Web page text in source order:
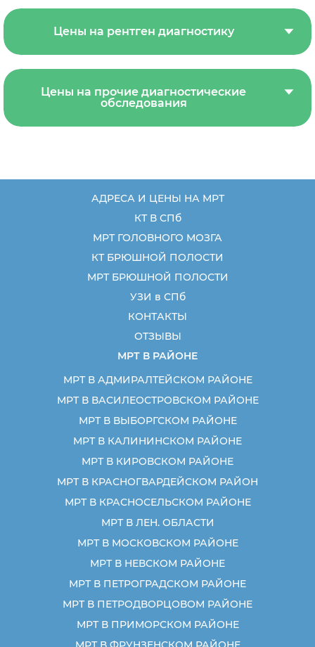
Цены на рентген диагностику
Цены на прочие диагностические
обследования
АДРЕСА И ЦЕНЫ НА МРТ
КТ В СПб
МРТ ГОЛОВНОГО МОЗГА
КТ БРЮШНОЙ ПОЛОСТИ
МРТ БРЮШНОЙ ПОЛОСТИ
УЗИ в СПб
КОНТАКТЫ
ОТЗЫВЫ
МРТ В РАЙОНЕ
МРТ В АДМИРАЛТЕЙСКОМ РАЙОНЕ
МРТ В ВАСИЛЕОСТРОВСКОМ РАЙОНЕ
МРТ В ВЫБОРГСКОМ РАЙОНЕ
МРТ В КАЛИНИНСКОМ РАЙОНЕ
МРТ В КИРОВСКОМ РАЙОНЕ
МРТ В КРАСНОГВАРДЕЙСКОМ РАЙОН
МРТ В КРАСНОСЕЛЬСКОМ РАЙОНЕ
МРТ В ЛЕН. ОБЛАСТИ
МРТ В МОСКОВСКОМ РАЙОНЕ
МРТ В НЕВСКОМ РАЙОНЕ
МРТ В ПЕТРОГРАДСКОМ РАЙОНЕ
МРТ В ПЕТРОДВОРЦОВОМ РАЙОНЕ
МРТ В ПРИМОРСКОМ РАЙОНЕ